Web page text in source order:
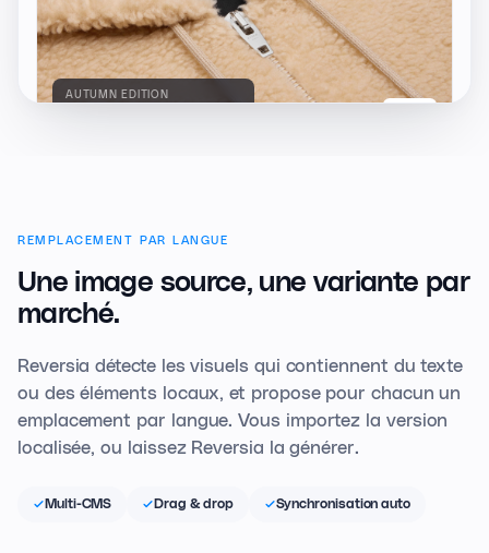
AUTUMN EDITION
REMPLACEMENT PAR LANGUE
Une image source, une variante par
marché.
Reversia détecte les visuels qui contiennent du texte
ou des éléments locaux, et propose pour chacun un
emplacement par langue. Vous importez la version
localisée, ou laissez Reversia la générer.
Multi-CMS Drag & drop Synchronisation auto